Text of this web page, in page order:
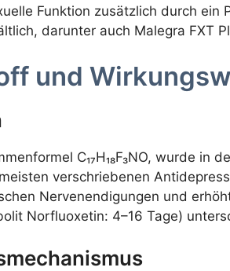
Funktion zusätzlich durch
darunter auch Malegra FXT
und
C₁₇H₁₈F₃NO, wurde
verschriebenen
Nervenendigungen und
Norfluoxetin: 4–16 Tage)